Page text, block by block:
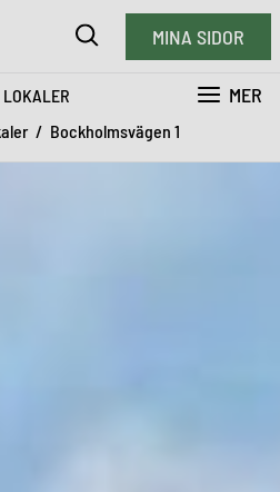
LOKALER MER
MINA SIDOR
Bockholmsvägen 1